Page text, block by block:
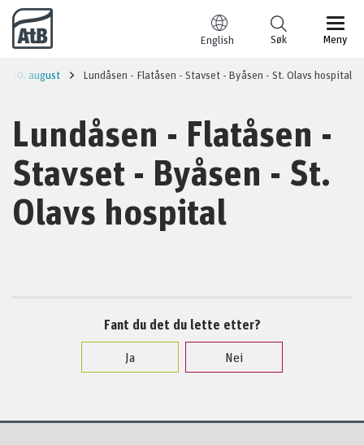
Til innhold
English Meny
Søk
10. august Lundåsen - Flatåsen - Stavset - Byåsen - St. Olavs hospital
Lundåsen - Flatåsen -
Stavset - Byåsen - St.
Olavs hospital
Fant du det du lette etter?
Ja
Nei